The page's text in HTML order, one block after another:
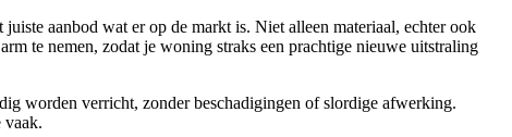
aanbod wat er op de markt is. Niet alleen materiaal, echter ook
te nemen, zodat je woning straks een prachtige nieuwe uitstraling
worden verricht, zonder beschadigingen of slordige afwerking.
vaak.